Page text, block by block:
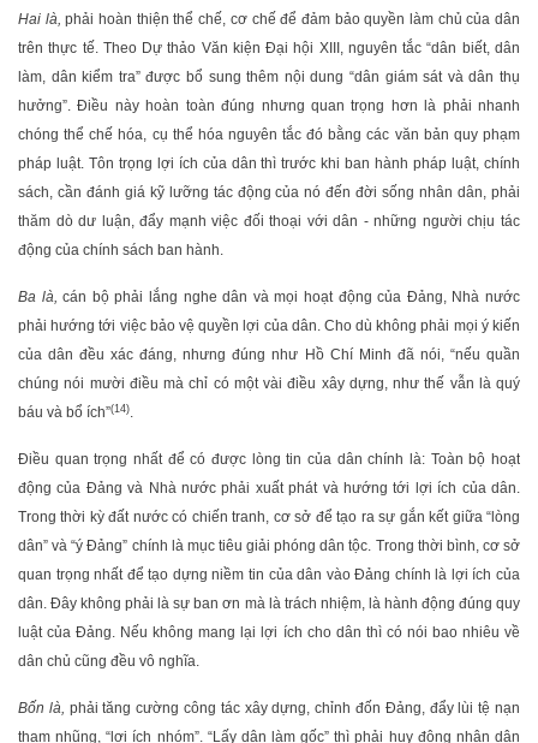
Hai là, phải hoàn thiện thể chế, cơ chế để đảm bảo quyền làm chủ của dân
trên thực tế. Theo Dự thảo Văn kiện Đại hội XIII, nguyên tắc “dân biết, dân
làm, dân kiểm tra” được bổ sung thêm nội dung “dân giám sát và dân thụ
hưởng”. Điều này hoàn toàn đúng nhưng quan trọng hơn là phải nhanh
chóng thể chế hóa, cụ thể hóa nguyên tắc đó bằng các văn bản quy phạm
pháp luật. Tôn trọng lợi ích của dân thì trước khi ban hành pháp luật, chính
sách, cần đánh giá kỹ lưỡng tác động của nó đến đời sống nhân dân, phải
thăm dò dư luận, đẩy mạnh việc đối thoại với dân - những người chịu tác
động của chính sách ban hành.
Ba là, cán bộ phải lắng nghe dân và mọi hoạt động của Đảng, Nhà nước
phải hướng tới việc bảo vệ quyền lợi của dân. Cho dù không phải mọi ý kiến
của dân đều xác đáng, nhưng đúng như Hồ Chí Minh đã nói, “nếu quần
chúng nói mười điều mà chỉ có một vài điều xây dựng, như thế vẫn là quý
báu và bổ ích”(14).
Điều quan trọng nhất để có được lòng tin của dân chính là: Toàn bộ hoạt
động của Đảng và Nhà nước phải xuất phát và hướng tới lợi ích của dân.
Trong thời kỳ đất nước có chiến tranh, cơ sở để tạo ra sự gắn kết giữa “lòng
dân” và “ý Đảng” chính là mục tiêu giải phóng dân tộc. Trong thời bình, cơ sở
quan trọng nhất để tạo dựng niềm tin của dân vào Đảng chính là lợi ích của
dân. Đây không phải là sự ban ơn mà là trách nhiệm, là hành động đúng quy
luật của Đảng. Nếu không mang lại lợi ích cho dân thì có nói bao nhiêu về
dân chủ cũng đều vô nghĩa.
Bốn là, phải tăng cường công tác xây dựng, chỉnh đốn Đảng, đẩy lùi tệ nạn
tham nhũng, “lợi ích nhóm”. “Lấy dân làm gốc” thì phải huy động nhân dân